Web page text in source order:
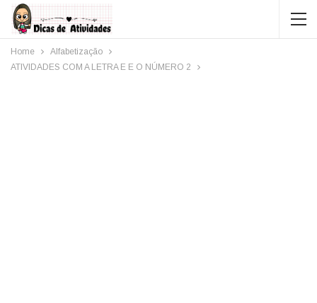
Home
Alfabetização
ATIVIDADES COM A LETRA E E O NÚMERO 2